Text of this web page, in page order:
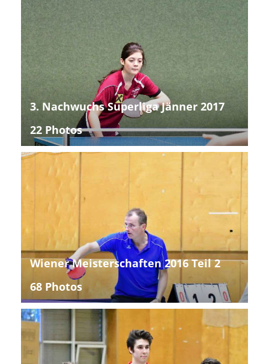
3. Nachwuchs Superliga Jänner 2017
22 Photos
Wiener Meisterschaften 2016 Teil 2
68 Photos